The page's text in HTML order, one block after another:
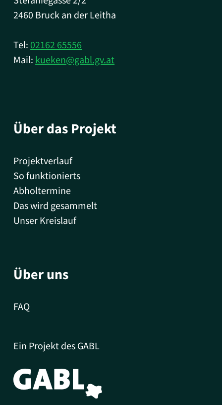
2460 Bruck an der Leitha
Tel: 02162 65556
Mail: kueken@gabl.gv.at
Über das Projekt
Projektverlauf
So funktionierts
Abholtermine
Das wird gesammelt
Unser Kreislauf
Über uns
FAQ
Ein Projekt des GABL